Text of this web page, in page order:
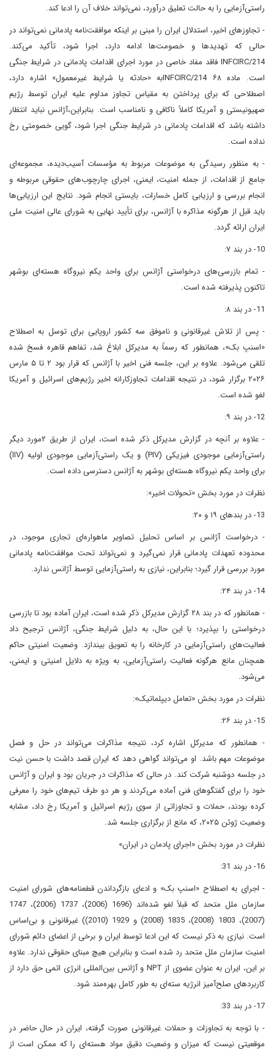
راستی‌آزمایی را به حالت تعلیق درآورد، نمی‌تواند خلاف آن را ادعا کند.
- تجاوزهای اخیر، استدلال ایران را مبنی بر اینکه موافقت‌نامه پادمانی نمی‌تواند در
حالی که تهدیدها و خصومت‌ها ادامه دارد، اجرا شود، تأکید می‌کند.
INFCIRC/214 فاقد مفاد خاصی در مورد اجرای اقدامات پادمانی در شرایط جنگی
است. ماده ۶۸ INFCIRC/214به «حادثه یا شرایط غیرمعمول» اشاره دارد،
اصطلاحی که برای پرداختن به مقیاس تجاوز مداوم علیه ایران توسط رژیم
صهیونیستی و آمریکا کاملاً ناکافی و نامناسب است. بنابراین،آژانس نباید انتظار
داشته باشد که اقدامات پادمانی در شرایط جنگی اجرا شود، گویی خصومتی رخ
نداده است.
- به منظور رسیدگی به موضوعات مربوط به مؤسسات آسیب‌دیده، مجموعه‌ای
جامع از اقدامات، از جمله امنیت، ایمنی، اجرای چارچوب‌های حقوقی مربوطه و
انجام بررسی و ارزیابی کامل خسارات، بایستی انجام شود. نتایج این ارزیابی‌ها
باید قبل از هرگونه مذاکره با آژانس، برای تأیید نهایی به شورای عالی امنیت ملی
ایران ارائه گردد.
10- در بند ۷:
- تمام بازرسی‌های درخواستی آژانس برای واحد یکم نیروگاه هسته‌ای بوشهر
تاکنون پذیرفته شده است.
11- در بند ۸:
- پس از تلاش غیرقانونی و ناموفق سه کشور اروپایی برای توسل به اصطلاح
«اسنپ بک»، همانطور که رسماً به مدیرکل ابلاغ شد، تفاهم‌ قاهره فسخ شده
تلقی می‌شود. علاوه بر این، جلسه فنی اخیر با آژانس که قرار بود ۲ تا ۵ مارس
۲۰۲۶ برگزار شود، در نتیجه اقدامات تجاوزکارانه اخیر رژیم‌های اسرائیل و آمریکا
لغو شده است.
12- در بند ۹:
- علاوه بر آنچه در گزارش مدیرکل ذکر شده است، ایران از طریق ۲مورد دیگر
راستی‌آزمایی موجودی فیزیکی (PIV) و یک راستی‌آزمایی موجودی اولیه (IIV)
برای واحد یکم نیروگاه هسته‌ای بوشهر به آژانس دسترسی داده است.
نظرات در مورد بخش «تحولات اخیر»:
13- در بندهای ۱۹ و ۲۰:
- درخواست آژانس بر اساس تحلیل تصاویر ماهواره‌ای تجاری موجود، در
محدوده تعهدات پادمانی قرار نمی‌گیرد و نمی‌تواند تحت موافقت‌نامه پادمانی
مورد بررسی قرار گیرد؛ بنابراین، نیازی به راستی‌آزمایی توسط آژانس ندارد.
14- در بند ۲۴:
- همانطور که در بند ۲۸ گزارش مدیرکل ذکر شده است، ایران آماده بود تا بازرسی
درخواستی را بپذیرد؛ با این حال، به دلیل شرایط جنگی، آژانس ترجیح داد
فعالیت‌های راستی‌آزمایی در کارخانه را به تعویق بیندازد. وضعیت امنیتی حاکم
همچنان مانع هرگونه فعالیت راستی‌آزمایی، به ویژه به دلایل امنیتی و ایمنی،
می‌شود.
نظرات در مورد بخش «تعامل دیپلماتیک»:
15- در بند ۲۶:
- همانطور که مدیرکل اشاره کرد، نتیجه مذاکرات می‌تواند در حل و فصل
موضوعات مهم باشد. او می‌تواند گواهی دهد که ایران قصد داشت با حسن نیت
در جلسه دوشنبه شرکت کند. در حالی که مذاکرات در جریان بود و ایران و آژانس
خود را برای گفتگوهای فنی آماده می‌کردند و هر دو طرف تیم‌های خود را معرفی
کرده بودند، حملات و تجاوزاتی از سوی رژیم اسرائیل و آمریکا رخ داد، مشابه
وضعیت ژوئن ۲۰۲۵، که مانع از برگزاری جلسه شد.
نظرات در مورد بخش «اجرای پادمان‌ در ایران»
16- در بند 31:
- اجرای به اصطلاح «اسنپ بک» و ادعای بازگرداندن قطعنامه‌های شورای امنیت
سازمان ملل متحد که قبلاً لغو شده‌اند (1696 (2006)، 1737 (2006)، 1747
(2007)، 1803 (2008)، 1835 (2008) و 1929 (2010)) غیرقانونی و بی‌اساس
است. نیازی به ذکر نیست که این ادعا توسط ایران و برخی از اعضای دائم شورای
امنیت سازمان ملل متحد رد شده است و بنابراین هیچ مبنای حقوقی ندارد. علاوه
بر این، ایران به عنوان عضوی از NPT و آژانس بین‌المللی انرژی اتمی حق دارد از
کاربردهای صلح‌آمیز انرژیه سته‌ای به طور کامل بهره‌مند شود.
17- در بند 33:
- با توجه به تجاوزات و حملات غیرقانونی صورت گرفته، ایران در حال حاضر در
موقعیتی نیست که میزان و وضعیت دقیق مواد هسته‌ای را که ممکن است از